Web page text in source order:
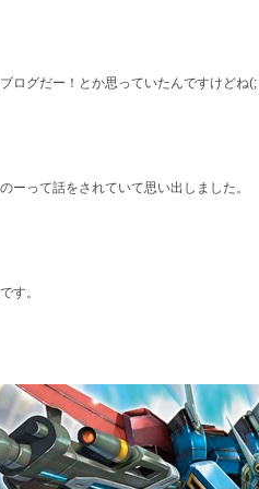
ログだー！とか思っていたんですけどね(;
ーって話をされていて思い出しました。
す。